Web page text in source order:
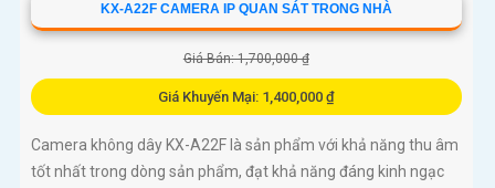
KX-A22F CAMERA IP QUAN SÁT TRONG NHÀ
Giá Bán: 1,700,000 ₫
Giá Khuyến Mại: 1,400,000 ₫
Camera không dây KX-A22F là sản phẩm với khả năng thu âm
tốt nhất trong dòng sản phẩm, đạt khả năng đáng kinh ngạc